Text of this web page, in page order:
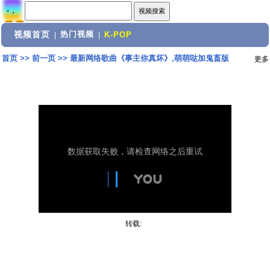
视频首页 热门视频 K-POP
首页>> 前一页>> 最新网络歌曲《事主你真坏》,萌萌哒加鬼畜版 更多
转载: